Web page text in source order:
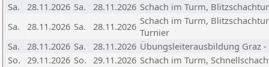
Sa.
28.11.2026 Sa. 28.11.2026 Schach im Turm,
Sa.
28.11.2026 Sa. 28.11.2026 Schach im Turm,
Turnier
Sa.
28.11.2026 Sa. 28.11.2026 Übungsleiterausbildung Graz -
So. 29.11.2026 So. 29.11.2026 Schach im Turm,